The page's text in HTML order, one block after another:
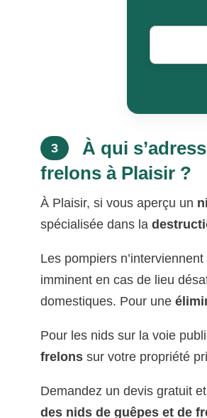
3
À qui
frelons à Plaisir ?
À Plaisir, si vous aperçu un
spécialisée dans la
Les pompiers
imminent en cas de lieu
domestiques. Pour une
Pour les nids sur la voie
frelons sur votre propriété
Demandez un devis gratuit
des nids de guêpes et de